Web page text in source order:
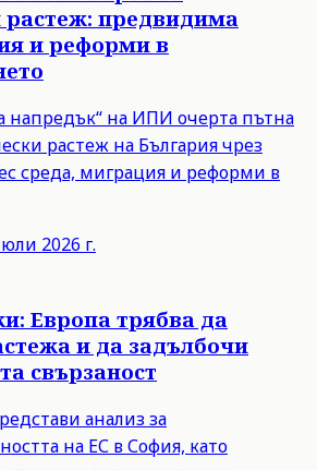
предвидима
и реформи в
напредък“ на ИПИ очерта пътна
растеж на България чрез
среда, миграция и реформи в
2026 г.
Европа трябва да
и да задълбочи
свързаност
анализ за
на ЕС в София, като